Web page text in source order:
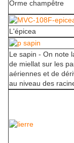
Orme champêtre
L'épicea
Le sapin - On note
de miellat sur les
aériennes et de
au niveau des